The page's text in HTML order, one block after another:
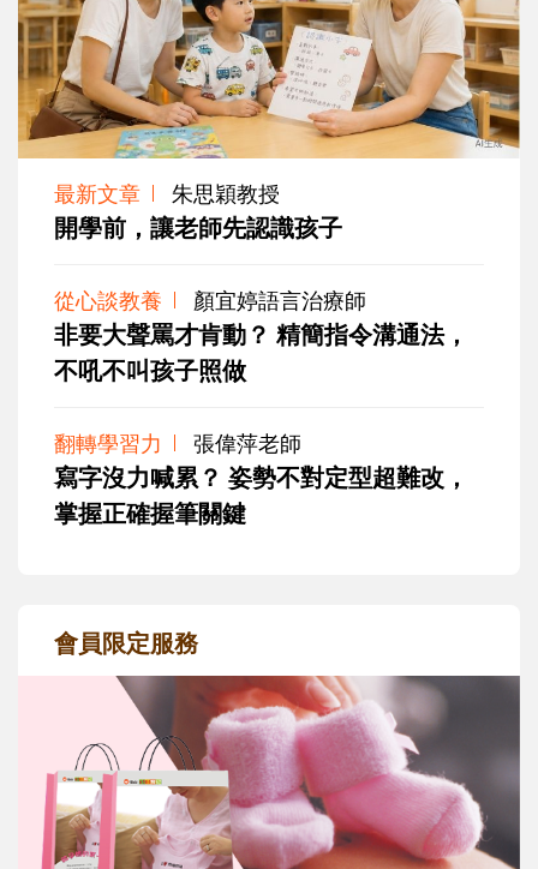
最新文章 朱思穎教授
開學前，讓老師先認識孩子
從心談教養 顏宜婷語言治療師
非要大聲罵才肯動？ 精簡指令溝通法，
不吼不叫孩子照做
翻轉學習力 張偉萍老師
寫字沒力喊累？ 姿勢不對定型超難改，
掌握正確握筆關鍵
會員限定服務